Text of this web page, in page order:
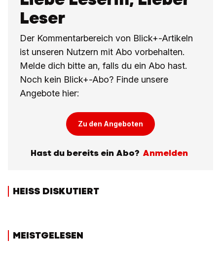
Leser
Der Kommentarbereich von Blick+-Artikeln
ist unseren Nutzern mit Abo vorbehalten.
Melde dich bitte an, falls du ein Abo hast.
Noch kein Blick+-Abo? Finde unsere
Angebote hier:
Zu den Angeboten
Hast du bereits ein Abo? Anmelden
HEISS DISKUTIERT
MEISTGELESEN